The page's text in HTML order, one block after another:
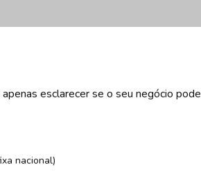
esclarecer se o seu negócio pode
nacional)